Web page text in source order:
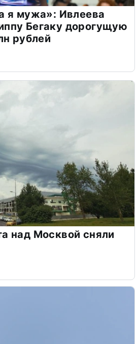
я мужа»: Ивлеева
Бегаку дорогущую
рублей
над Москвой сняли